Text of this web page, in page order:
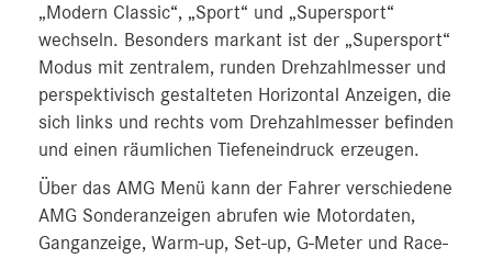
„Modern Classic“, „Sport“ und „Supersport“
wechseln. Besonders markant ist der „Supersport“
Modus mit zentralem, runden Drehzahlmesser und
perspektivisch gestalteten Horizontal Anzeigen, die
sich links und rechts vom Drehzahlmesser befinden
und einen räumlichen Tiefeneindruck erzeugen.
Über das AMG Menü kann der Fahrer verschiedene
AMG Sonderanzeigen abrufen wie Motordaten,
Ganganzeige, Warm-up, Set-up, G-Meter und Race-